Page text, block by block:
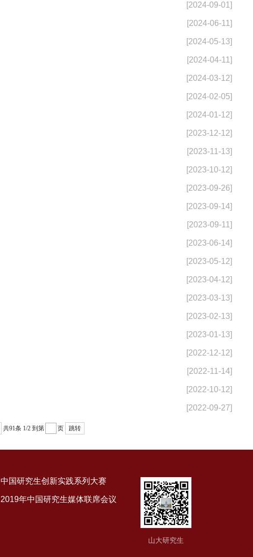
[2024-09-01]
[2024-06-11]
[2024-05-13]
[2024-04-11]
[2024-03-12]
[2024-02-05]
[2024-01-12]
[2023-12-12]
[2023-11-13]
[2023-10-12]
[2023-09-26]
[2023-09-14]
[2023-09-11]
[2023-06-14]
[2023-05-12]
[2023-04-12]
[2023-03-13]
[2023-02-13]
[2023-01-13]
[2022-12-12]
[2022-11-14]
[2022-10-12]
[2022-09-27]
共91条 1/2 到第 页 跳转
中国研究生创新实践系列大赛
2019年中国研究生媒体联席会议
山大研究生